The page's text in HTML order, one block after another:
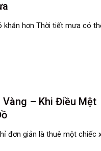
khăn hơn Thời tiết mưa có
Vàng – Khi Điều Mệt
đơn giản là thuê một chiếc